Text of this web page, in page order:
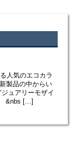
人気のエコカラ
製品の中からい
ュアリーモザイ
&nbs […]